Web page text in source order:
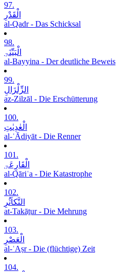
97.
الْقَدْرِ
al-Qadr - Das Schicksal
98.
الْبَیِّنَۃِ
al-Bayyina - Der deutliche Beweis
99.
الزِّلْزَالِ
az-Zilzāl - Die Erschütterung
100.
الْعٰدِیٰتِ
al-ʿĀdiyāt - Die Renner
101.
الْقَارِعَۃِ
al-Qāriʿa - Die Katastrophe
102.
التَّکاَثُرِ
at-Takāṯur - Die Mehrung
103.
الْعَصْرِ
al-ʿAṣr - Die (flüchtige) Zeit
104.